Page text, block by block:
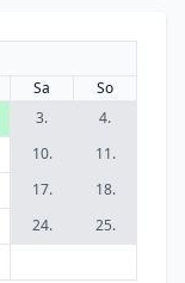
Sa
So
3.
4.
10.
11.
17.
18.
24.
25.